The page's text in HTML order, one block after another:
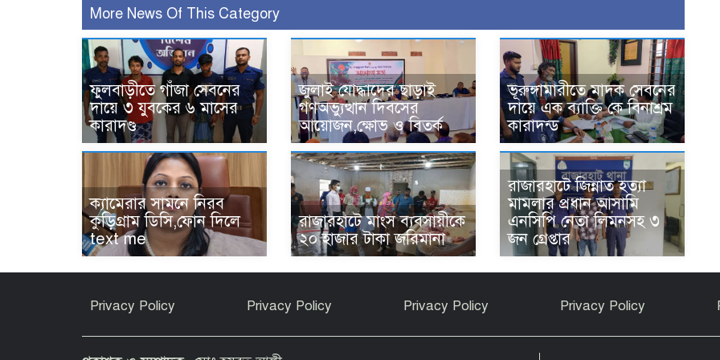
More News Of This Category
ফুলবাড়ীতে গাঁজা সেবনের
দায়ে ৩ যুবকের ৬ মাসের
কারাদণ্ড
জুলাই যোদ্ধাদের ছাড়াই
গণঅভ্যুত্থান দিবসের
আয়োজন,ক্ষোভ ও বিতর্ক
ভূরুঙ্গামারীতে মাদক সেবনের
দায়ে এক ব্যাক্তি কে বিনাশ্রম
কারাদন্ড
‎ক্যামেরার সামনে নিরব
কুড়িগ্রাম ডিসি,ফোন দিলে
text me
রাজারহাটে মাংস ব্যবসায়ীকে
২০ হাজার টাকা জরিমানা
রাজারহাটে জিন্নাত হত্যা
মামলার প্রধান আসামি
এনসিপি নেতা লিমনসহ ৩
জন গ্রেপ্তার
Privacy Policy Privacy Policy Privacy Policy Privacy Policy